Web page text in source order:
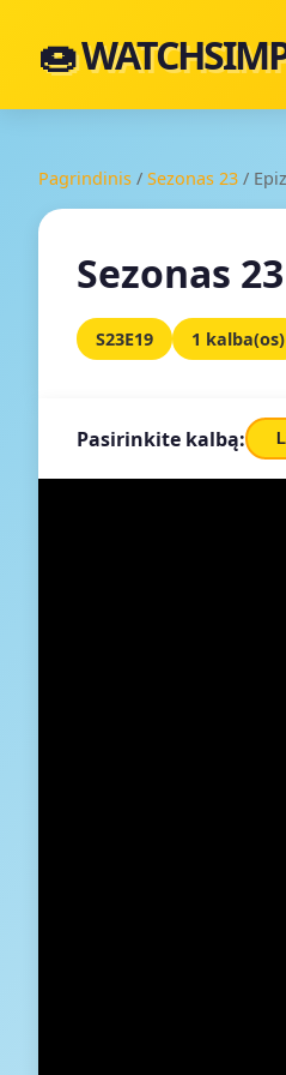
🍩
Pagrindinis / Sezonas 23 /
Sezonas
S23E19 1 kalba(os)
Pasirinkite kalbą: